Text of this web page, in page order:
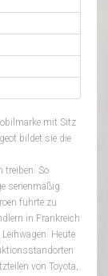
mit Sitz
bildet sie die
treiben. So
serienmäßig
führte zu
in Frankreich
Heute
von Toyota,